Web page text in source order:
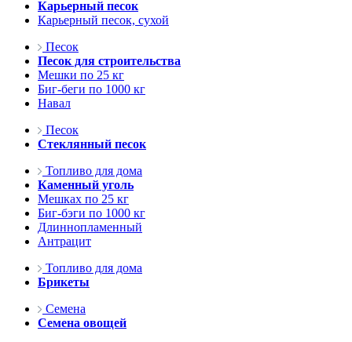
Карьерный песок
Карьерный песок, сухой
Песок
Песок для строительства
Мешки по 25 кг
Биг-беги по 1000 кг
Навал
Песок
Стеклянный песок
Топливо для дома
Каменный уголь
Мешках по 25 кг
Биг-бэги по 1000 кг
Длиннопламенный
Антрацит
Топливо для дома
Брикеты
Семена
Семена овощей